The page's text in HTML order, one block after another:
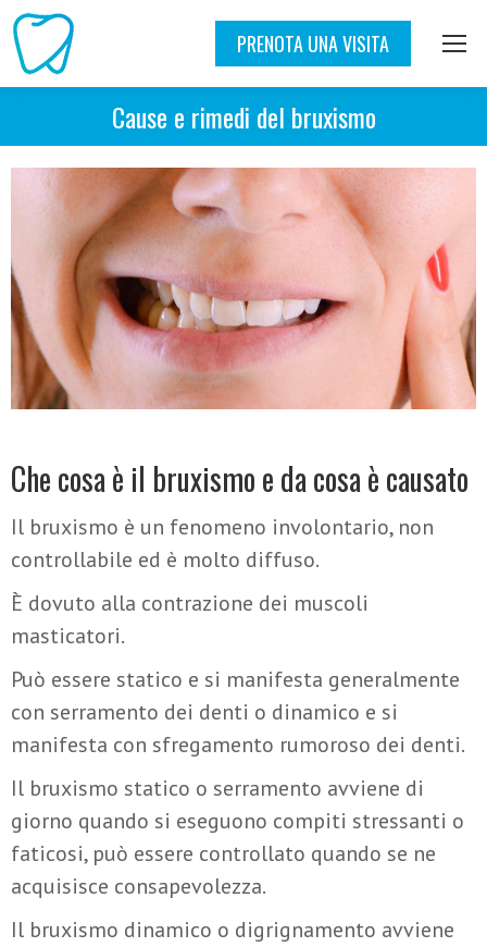
PRENOTA UNA VISITA
Cause e rimedi del bruxismo
Che cosa è il bruxismo e da cosa è causato
Il bruxismo è un fenomeno involontario, non
controllabile ed è molto diffuso.
È dovuto alla contrazione dei muscoli
masticatori.
Può essere statico e si manifesta generalmente
con serramento dei denti o dinamico e si
manifesta con sfregamento rumoroso dei denti.
Il bruxismo statico o serramento avviene di
giorno quando si eseguono compiti stressanti o
faticosi, può essere controllato quando se ne
acquisisce consapevolezza.
Il bruxismo dinamico o digrignamento avviene